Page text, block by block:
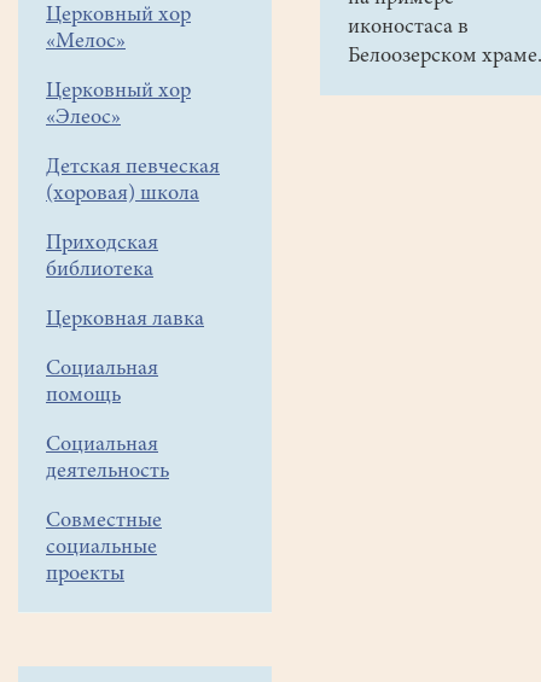
Церковный хор
«Мелос»
Церковный хор
«Элеос»
Детская певческая
(хоровая) школа
Приходская
библиотека
Церковная лавка
Социальная
помощь
Социальная
деятельность
Совместные
социальные
проекты
"Гармония"
состоится
иконостаса в
Белоозерском храме.